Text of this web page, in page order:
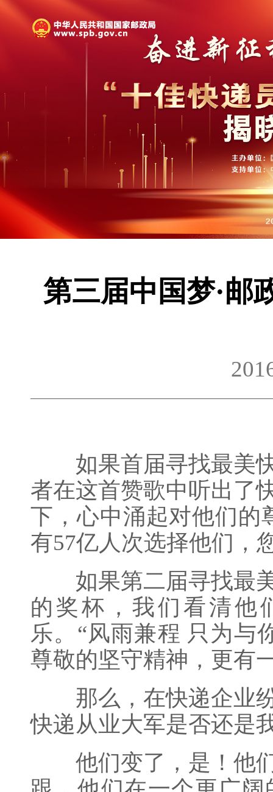
第三届中国梦·邮
如果首届寻找最美快
者在这首赞歌中听出了
下，心中涌起对他们
有57亿人次选择他们
如果第二届寻找最美
的奖杯，我们看清他
乐。“风雨兼程 只为与
尊敬的坚守精神，更有
那么，在快递企业纷
快递从业大军是否还是
他们变了，是！他们